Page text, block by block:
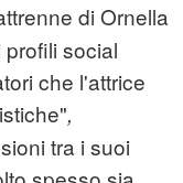
di Ornella
social
che l'attrice
,
tra i suoi